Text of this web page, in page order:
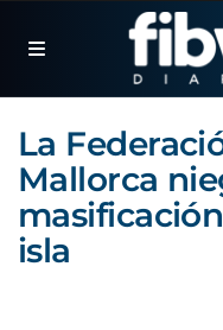
La
Mallorca
isla